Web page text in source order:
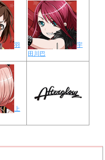
羽
宇
田川巴
上